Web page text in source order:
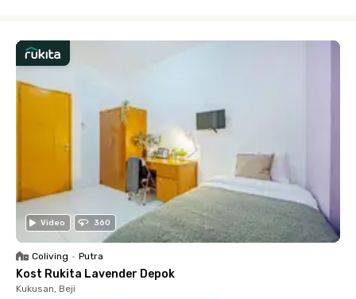
Video 360
Coliving • Putra
Kost Rukita Lavender Depok
Kukusan, Beji